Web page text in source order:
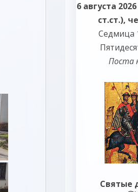
6 августа
ст.ст.),
Седмица
Поста
Святые